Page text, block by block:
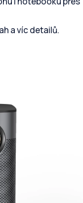
a víc detailů.